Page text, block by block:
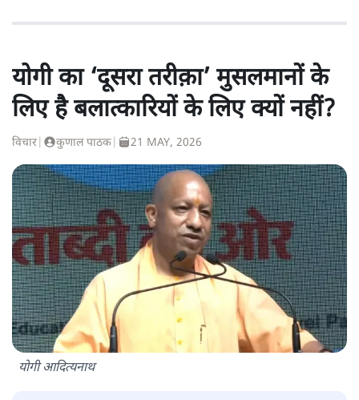
योगी का ‘दूसरा तरीक़ा’ मुसलमानों के
लिए है बलात्कारियों के लिए क्यों नहीं?
विचार कुणाल पाठक 21 MAY, 2026
योगी आदित्यनाथ